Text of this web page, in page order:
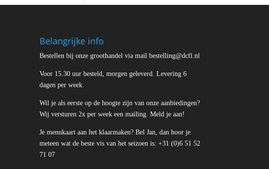
Belangrijke info
Bestellen bij onze groothandel via mail bestelling@dcfl.nl
Voor 15.30 uur besteld, morgen geleverd. Levering 6
dagen per week.
Wil je als eerste op de hoogte zijn van onze aanbiedingen?
Wij versturen 2x per week een mailing. Meld je aan!
Je menukaart aan het klaarmaken? Bel Jan, dan hoor je
meteen wat de beste vis van het seizoen is: +31 (0)6 51 52
71 07